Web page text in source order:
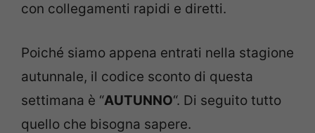
con collegamenti rapidi e diretti.
Poiché siamo appena entrati nella stagione
autunnale, il codice sconto di questa
settimana è “AUTUNNO“. Di seguito tutto
quello che bisogna sapere.